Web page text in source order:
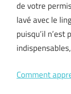
de votre
lavé avec le
puisqu’il n’est
Comment